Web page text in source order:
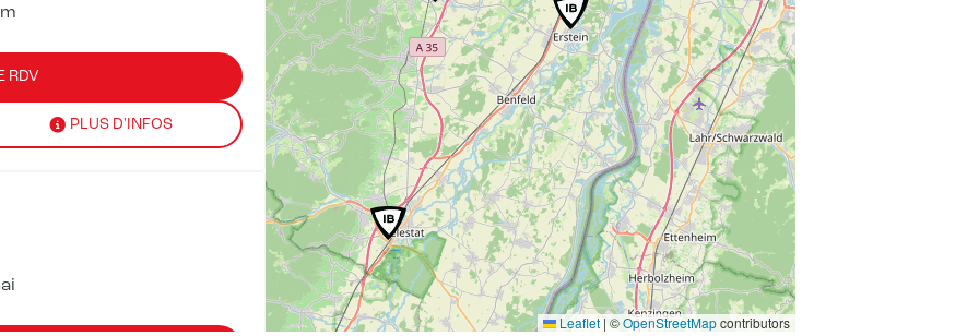
RDV
PLUS D'INFOS
Leaflet | ©OpenStreetMapcontributors